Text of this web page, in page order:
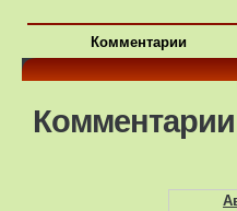
Комментарии
Комментарии